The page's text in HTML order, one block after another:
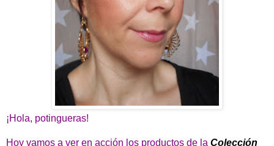
¡Hola, potingueras!
Hoy vamos a ver en acción los productos de la Colección